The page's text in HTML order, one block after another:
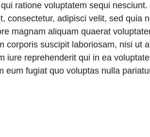
ratione voluptatem sequi
consectetur, adipisci velit, sed quia
magnam aliquam quaerat
corporis suscipit laboriosam, nisi ut
iure reprehenderit qui in ea
eum fugiat quo voluptas nulla